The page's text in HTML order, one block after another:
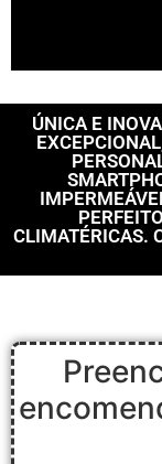
ÚNICA E
CLIMATÉRICAS.